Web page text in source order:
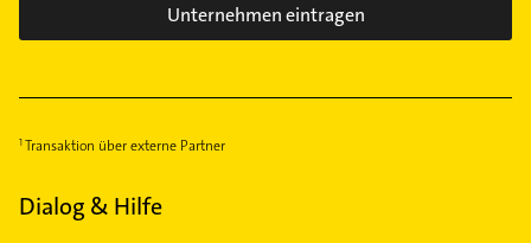
Unternehmen eintragen
Transaktion über externe Partner
Dialog & Hilfe